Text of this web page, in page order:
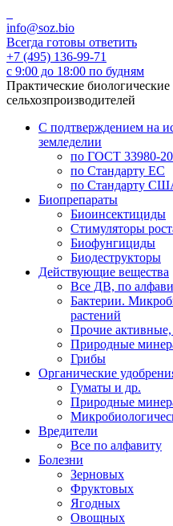
info@soz.bio
Всегда готовы ответить
+7 (495) 136-99-71
с 9:00 до 18:00 по будням
Практические
сельхозпроизводителей
С подтверждением на
земледелии
по ГОСТ 33980-
по Стандарту ЕС
по Стандарту
Биопрепараты
Биоинсектициды
Стимуляторы
Биофунгициды
Биодеструкторы
Действующие вещества
Все ДВ, по
Бактерии.
растений
Прочие активные,
Природные
Грибы
Органические
Гуматы и др.
Природные
Вредители
Все по алфавиту
Болезни
Зерновых
Фруктовых
Ягодных
Овощных